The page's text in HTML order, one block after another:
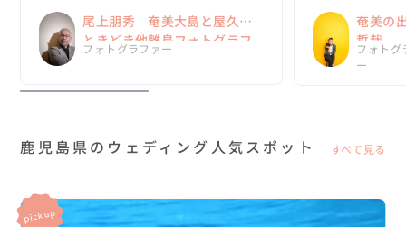
ドレスコーデ...尾上朋秀 奄美大島と屋久島
ときどき他離島フォトグラフ
ァー
フォトグラファー
山下さんにやって
奄美の
哲哉
フォトグ
ー
鹿児島県のウェディング人気スポット すべて見る